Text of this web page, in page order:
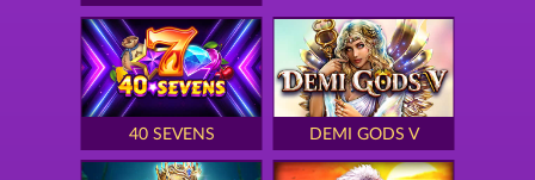
40 SEVENS DEMI GODS V